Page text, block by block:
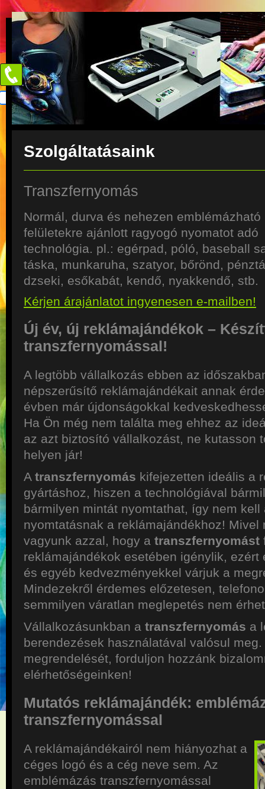
Szolgáltatásaink
Transzfernyomás
Normál, durva és nehezen emblémázható
felületekre ajánlott ragyogó nyomatot adó
technológia. pl.: egérpad, póló, baseball
táska, munkaruha, szatyor, bőrönd,
dzseki, esőkabát, kendő, nyakkendő, stb.
Kérjen árajánlatot ingyenesen e-mailben!
Új év, új reklámajándékok –
transzfernyomással!
A legtöbb vállalkozás ebben az
népszerűsítő reklámajándékait annak
évben már újdonságokkal
Ha Ön még nem találta meg ehhez az
az azt biztosító vállalkozást, ne kutasson
helyen jár!
A transzfernyomás kifejezetten ideális a
gyártáshoz, hiszen a technológiával
bármilyen mintát nyomtathat, így nem
nyomtatásnak a reklámajándékhoz! Mivel
vagyunk azzal, hogy a transzfernyomást
reklámajándékok esetében igénylik, ezért
és egyéb kedvezményekkel várjuk a
Mindezekről érdemes előzetesen,
semmilyen váratlan meglepetés nem
Vállalkozásunkban a transzfernyomás a
berendezések használatával valósul meg.
megrendelését, forduljon hozzánk
elérhetőségeinken!
Mutatós reklámajándék:
transzfernyomással
A reklámajándékairól nem hiányozhat a
céges logó és a cég neve sem. Az
emblémázás transzfernyomással